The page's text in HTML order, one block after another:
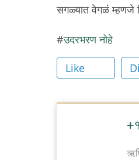
सगळ्यात वेगळं म्हणजे
उदरभरण नोहे
Like